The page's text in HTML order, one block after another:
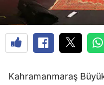
Kahramanmaraş